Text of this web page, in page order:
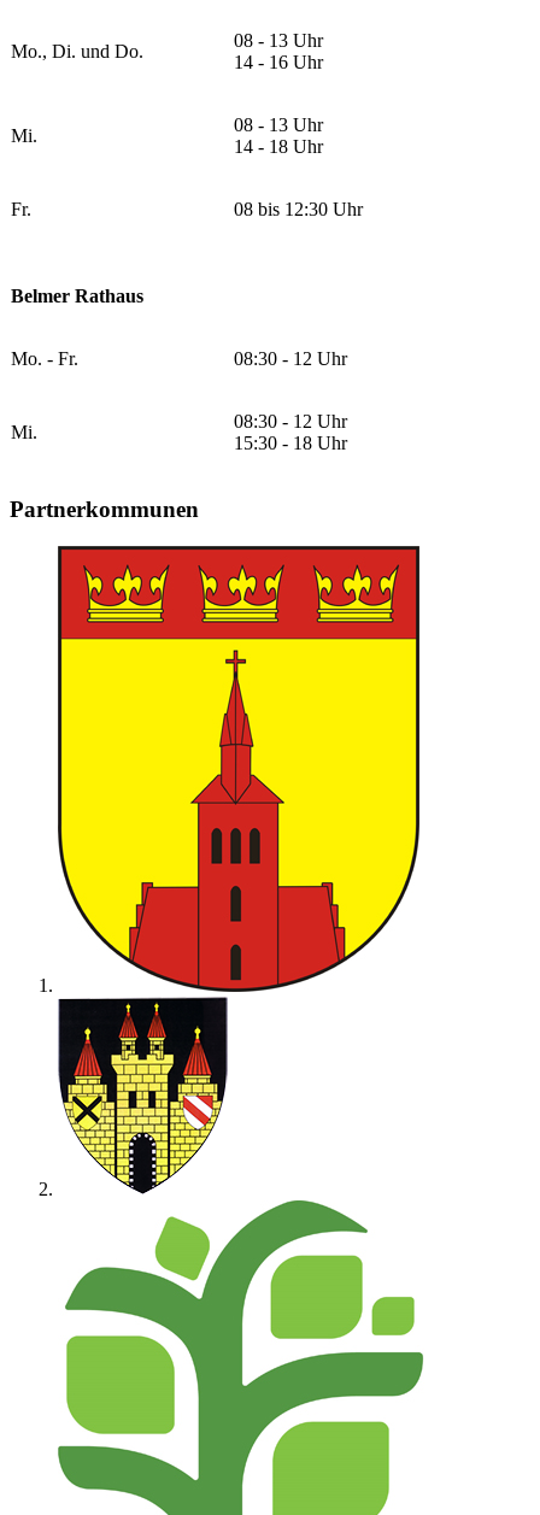
Mo., Di. und Do.
08 - 13 Uhr
14 - 16 Uhr
Mi.
08 - 13 Uhr
14 - 18 Uhr
Fr. 08 bis 12:30 Uhr
Belmer Rathaus
Mo. - Fr. 08:30 - 12 Uhr
Mi.
08:30 - 12 Uhr
15:30 - 18 Uhr
Partnerkommunen